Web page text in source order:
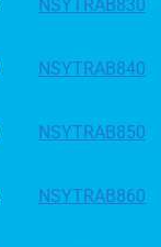
NSYTRAB830
NSYTRAB840
NSYTRAB850
NSYTRAB860